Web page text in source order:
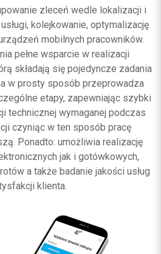
zleceń wedle lokalizacji i
kolejkowanie, optymalizację
mobilnych pracowników.
pełne wsparcie w realizacji
składają się pojedyncze zadania
w prosty sposób przeprowadza
etapy, zapewniając szybki
technicznej wymaganej podczas
czyniąc w ten sposób pracę
Ponadto: umożliwia realizację
jak i gotówkowych,
a także badanie jakości usług
klienta.